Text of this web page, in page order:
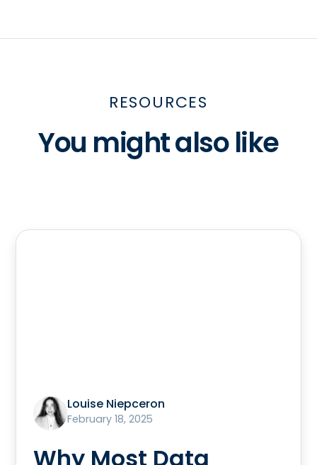
RESOURCES
You might also like
Louise Niepceron
February 18, 2025
Why Most Data